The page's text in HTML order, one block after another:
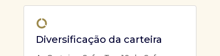
Diversificação da carteira